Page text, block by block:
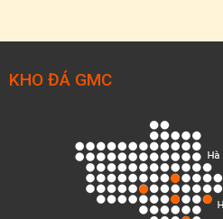
KHO ĐÁ GMC